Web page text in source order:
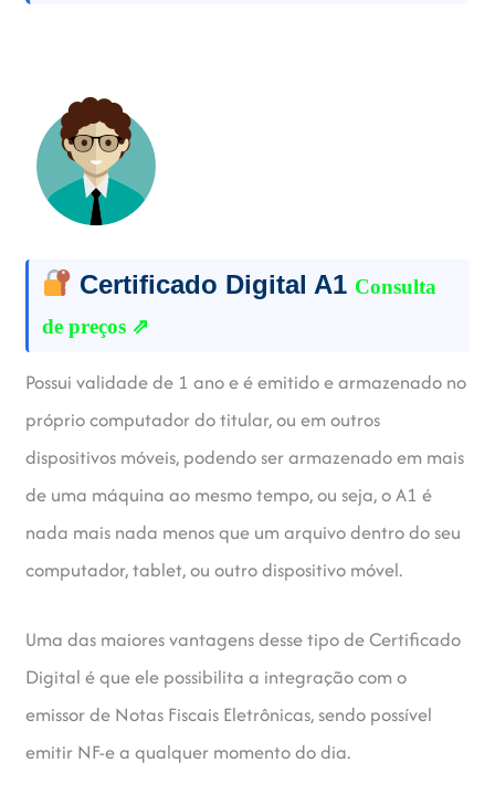
Certificado Digital A1 Consulta
de preços ⇗
Possui validade de 1 ano e é emitido e armazenado no
próprio computador do titular, ou em outros
dispositivos móveis, podendo ser armazenado em mais
de uma máquina ao mesmo tempo, ou seja, o A1 é
nada mais nada menos que um arquivo dentro do seu
computador, tablet, ou outro dispositivo móvel.
Uma das maiores vantagens desse tipo de Certificado
Digital é que ele possibilita a integração com o
emissor de Notas Fiscais Eletrônicas, sendo possível
emitir NF-e a qualquer momento do dia.